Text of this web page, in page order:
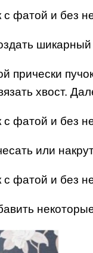
прически
хвост.
или